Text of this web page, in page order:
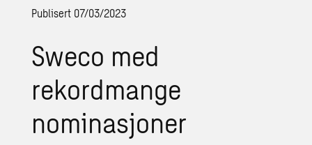
Publisert 07/03/2023
Sweco med
rekordmange
nominasjoner